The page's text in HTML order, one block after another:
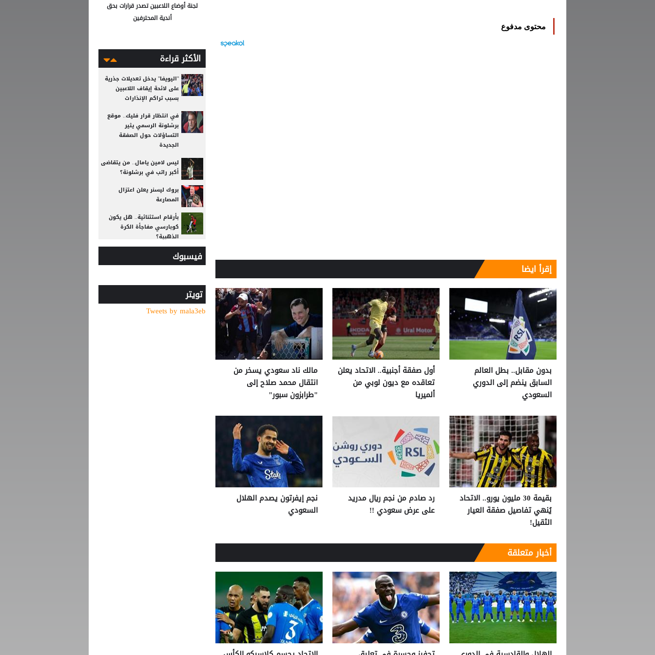
محتوى مدفوع
إقرأ ايضا
بدون مقابل.. بطل العالم
السابق ينضم إلى الدوري
السعودي
أول صفقة أجنبية.. الاتحاد يعلن
تعاقده مع ديون لوبي من
ألميريا
مالك ناد سعودي يسخر من
انتقال محمد صلاح إلى
"طرابزون سبور"
بقيمة 30 مليون يورو.. الاتحاد
يُنهي تفاصيل صفقة العيار
الثقيل!
رد صادم من نجم ريال مدريد
على عرض سعودي !!
نجم إيفرتون يصدم الهلال
السعودي
أخبار متعلقة
لجنة أوضاع اللاعبين تصدر قرارات بحق
أندية المحترفين
الأكثر قراءة
"اليويفا" يدخل تعديلات جذرية
على لائحة إيقاف اللاعبين
بسبب تراكم الإنذارات
في انتظار قرار فليك.. موقع
برشلونة الرسمي يثير
التساؤلات حول الصفقة
الجديدة
ليس لامين يامال.. من يتقاضى
أكبر راتب في برشلونة؟
بروك ليسنر يعلن اعتزال
المصارعة
بأرقام استثنائية.. هل يكون
كوبارسي مفاجأة الكرة
الذهبية؟
6 أسئلة محورية تنتظر بادو
الزاكي مع منتخب الأردنفيسبوك
تويتر
Tweets by mala3eb